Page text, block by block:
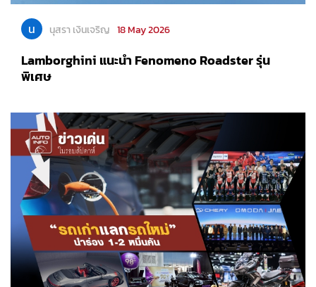
น นุสรา เงินเจริญ 18 May 2026
Lamborghini แนะนำ Fenomeno Roadster รุ่น
พิเศษ